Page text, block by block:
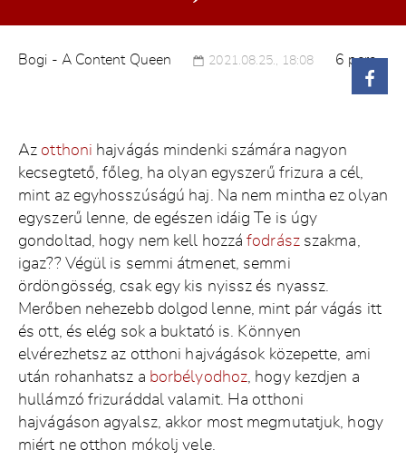
EMI (OKTOGON)
LILI (MÓRICZ)
LAURA (MÓRICZ RED)
DZSENI (A76 MÓRICZ + RED)
ANNAMARI (MÓRICZ RED)
NIKI (MÓRICZ RED)
BIANKA (MÓRICZ)
CINCIA (MÓRICZ)
DIA (MÓRICZ)
PATRÍCIA (MÓRICZ)
MUNKÁINK
ÁRLISTA
Bogi - A Content Queen 2021.08.25., 18:08 6 perc
Az otthoni hajvágás mindenki számára nagyon
kecsegtető, főleg, ha olyan egyszerű frizura a cél,
mint az egyhosszúságú haj. Na nem mintha ez olyan
egyszerű lenne, de egészen idáig Te is úgy
gondoltad, hogy nem kell hozzáfodrászszakma,
igaz?? Végül is semmi átmenet, semmi
ördöngösség, csak egy kis nyissz és nyassz.
Merőben nehezebb dolgod lenne, mint pár vágás itt
és ott, és elég sok a buktató is. Könnyen
elvérezhetsz az otthoni hajvágások közepette, ami
után rohanhatsz a borbélyodhoz , hogy kezdjen a
hullámzó frizuráddal valamit. Ha otthoni
hajvágáson agyalsz, akkor most megmutatjuk, hogy
miért ne otthon mókolj vele.